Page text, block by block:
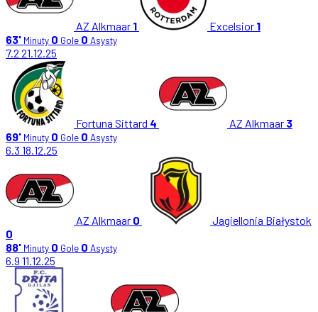
AZ Alkmaar 1 Excelsior 1
63' Minuty 0 Gole 0 Asysty
7.2 21.12.25
Fortuna Sittard 4 AZ Alkmaar 3
69' Minuty 0 Gole 0 Asysty
6.3 18.12.25
AZ Alkmaar 0
Jagiellonia Białystok
0
88' Minuty 0 Gole 0 Asysty
6.9 11.12.25